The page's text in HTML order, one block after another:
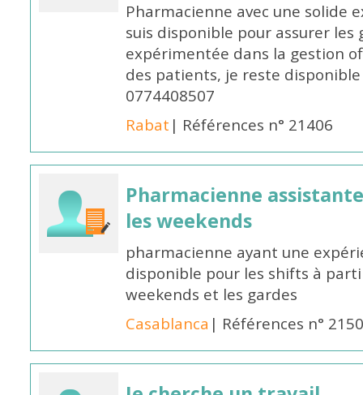
Pharmacienne avec une solide
suis disponible pour assurer les
expérimentée dans la gestion
des patients, je reste
0774408507
Rabat | Références n° 21406
Pharmacienne
les weekends
pharmacienne ayant une
disponible pour les shifts à
weekends et les gardes
Casablanca | Références n°